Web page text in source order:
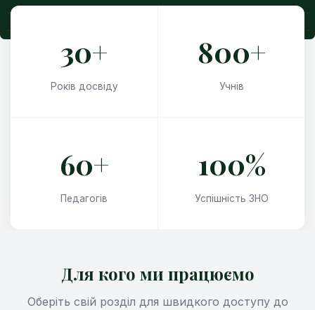
30+
Років досвіду
800+
Учнів
60+
Педагогів
100%
Успішність ЗНО
Для кого ми працюємо
Оберіть свій розділ для швидкого доступу до